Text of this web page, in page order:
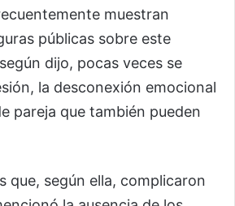
muestran
públicas sobre este
dijo, pocas veces se
la desconexión emocional
pareja que también pueden
que, según ella, complicaron